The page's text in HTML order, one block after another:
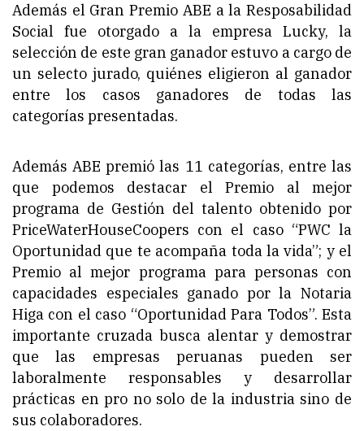
Además el Gran Premio ABE a la Resposabilidad
Social fue otorgado a la empresa Lucky, la
selección de este gran ganador estuvo a cargo de
un selecto jurado, quiénes eligieron al ganador
entre los casos ganadores de todas las
categorías presentadas.
Además ABE premió las 11 categorías, entre las
que podemos destacar el Premio al mejor
programa de Gestión del talento obtenido por
PriceWaterHouseCoopers con el caso “PWC la
Oportunidad que te acompaña toda la vida”; y el
Premio al mejor programa para personas con
capacidades especiales ganado por la Notaria
Higa con el caso “Oportunidad Para Todos”. Esta
importante cruzada busca alentar y demostrar
que las empresas peruanas pueden ser
laboralmente responsables y desarrollar
prácticas en pro no solo de la industria sino de
sus colaboradores.